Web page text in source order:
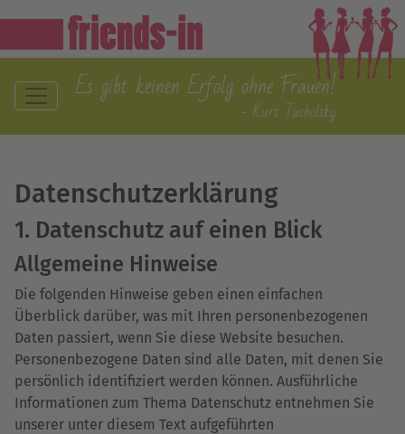
Es gibt keinen Erfolg ohne Frauen!
- Kurt Tucholsky
Datenschutz­erklärung
1. Datenschutz auf einen Blick
Allgemeine Hinweise
Die folgenden Hinweise geben einen einfachen
Überblick darüber, was mit Ihren personenbezogenen
Daten passiert, wenn Sie diese Website besuchen.
Personenbezogene Daten sind alle Daten, mit denen Sie
persönlich identifiziert werden können. Ausführliche
Informationen zum Thema Datenschutz entnehmen Sie
unserer unter diesem Text aufgeführten